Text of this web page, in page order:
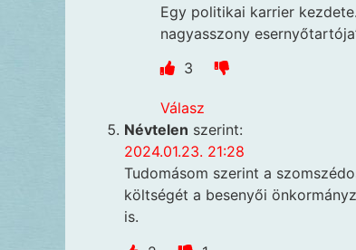
Egy politikai karrier
nagyasszony
3
Válasz
Névtelen szerint:
2024.01.23. 21:28
Tudomásom szerint a
költségét a besenyői
is.